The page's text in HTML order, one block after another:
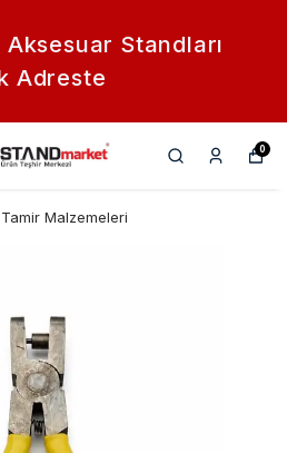
Aksesuar Standları
Adreste
0
Malzemeleri